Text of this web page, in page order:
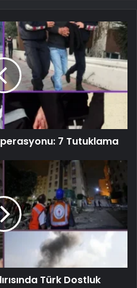
7 Tutuklama
Türk Dostluk